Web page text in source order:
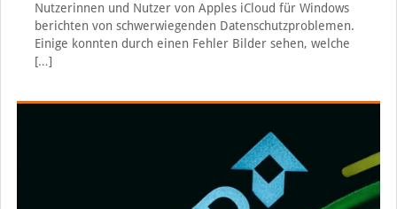
Nutzerinnen und Nutzer von Apples iCloud für Windows
berichten von schwerwiegenden Datenschutzproblemen.
Einige konnten durch einen Fehler Bilder sehen, welche
[…]